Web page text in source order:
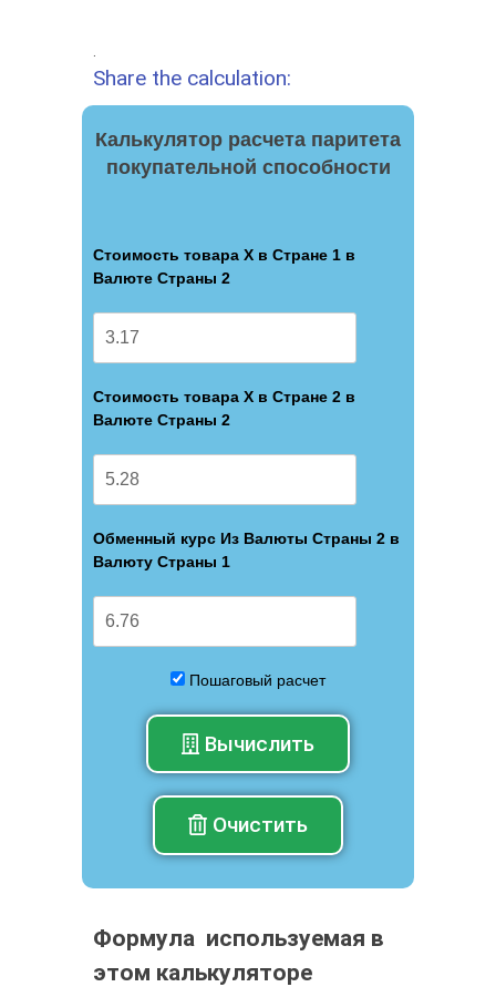
Share the calculation:
Калькулятор расчета паритета
покупательной способности
Стоимость товара X в Стране 1 в
Валюте Страны 2
Стоимость товара X в Стране 2 в
Валюте Страны 2
Обменный курс Из Валюты Страны 2 в
Валюту Страны 1
Пошаговый расчет
Вычислить
Очистить
Формула используемая в
этом калькуляторе